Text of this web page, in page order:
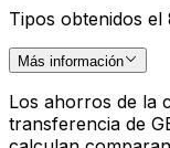
Tipos obtenidos el
Más información
Los ahorros de la
transferencia de